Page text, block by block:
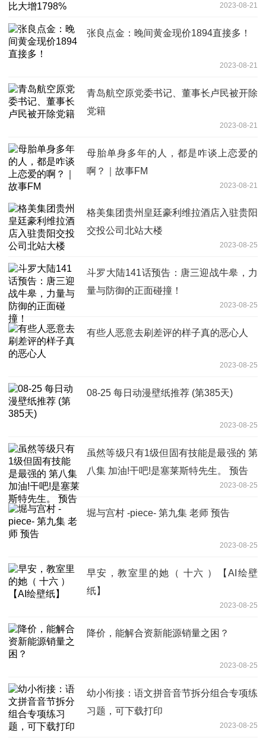
2023-08-21
张良点金：晚间黄金现价1894直接多！
2023-08-21
青岛航空原党委书记、董事长卢民被开除
党籍
2023-08-21
母胎单身多年的人，都是咋谈上恋爱的
啊？｜故事FM
2023-08-21
格美集团贵州皇廷豪利维拉酒店入驻贵阳
交投公司北站大楼
2023-08-25
斗罗大陆141话预告：唐三迎战牛皋，力
量与防御的正面碰撞！
2023-08-25
有些人恶意去刷差评的样子真的恶心人
2023-08-25
08-25 每日动漫壁纸推荐 (第385天)
2023-08-25
虽然等级只有1级但固有技能是最强的 第
八集 加油!干吧!是塞莱斯特先生。 预告
2023-08-25
堀与宫村 -piece- 第九集 老师 预告
2023-08-25
早安，教室里的她（ 十六 ）【AI绘壁
纸】
2023-08-25
降价，能解合资新能源销量之困？
2023-08-25
幼小衔接：语文拼音音节拆分组合专项练
习题，可下载打印
2023-08-25